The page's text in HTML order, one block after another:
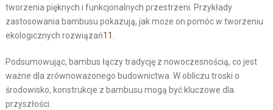
tworzenia pięknych i funkcjonalnych przestrzeni. Przykłady
zastosowania bambusu pokazują, jak może on pomóc w tworzeniu
ekologicznych rozwiązań11
Podsumowując, bambus łączy tradycję z nowoczesnością, co jest
ważne dla zrównoważonego budownictwa. W obliczu troski o
środowisko, konstrukcje z bambusu mogą być kluczowe dla
przyszłości.